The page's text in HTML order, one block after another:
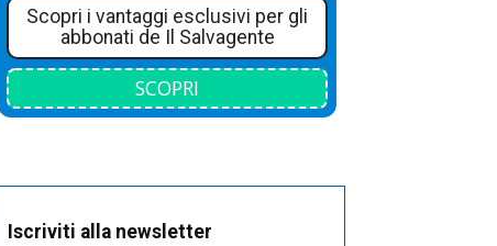
Scopri i vantaggi esclusivi per gli
abbonati de Il Salvagente
SCOPRI
Iscriviti alla newsletter